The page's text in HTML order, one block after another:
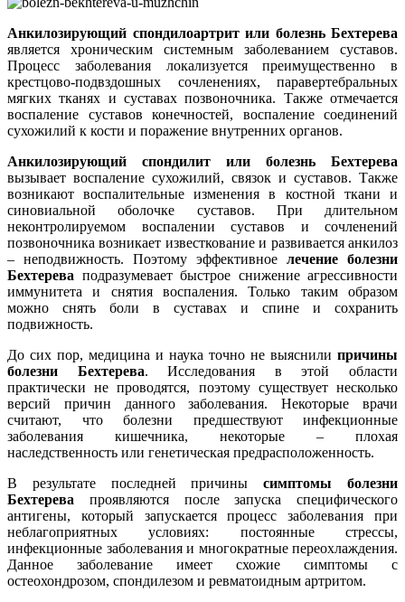
Анкилозирующий спондилоартрит или болезнь Бехтерева
является хроническим системным заболеванием суставов.
Процесс заболевания локализуется преимущественно в
крестцово-подвздошных сочленениях, паравертебральных
мягких тканях и суставах позвоночника. Также отмечается
воспаление суставов конечностей, воспаление соединений
сухожилий к кости и поражение внутренних органов.
Анкилозирующий спондилит или болезнь Бехтерева
вызывает воспаление сухожилий, связок и суставов. Также
возникают воспалительные изменения в костной ткани и
синовиальной оболочке суставов. При длительном
неконтролируемом воспалении суставов и сочленений
позвоночника возникает известкование и развивается анкилоз
– неподвижность. Поэтому эффективное лечение болезни
Бехтерева подразумевает быстрое снижение агрессивности
иммунитета и снятия воспаления. Только таким образом
можно снять боли в суставах и спине и сохранить
подвижность.
До сих пор, медицина и наука точно не выяснили причины
болезни Бехтерева. Исследования в этой области
практически не проводятся, поэтому существует несколько
версий причин данного заболевания. Некоторые врачи
считают, что болезни предшествуют инфекционные
заболевания кишечника, некоторые – плохая
наследственность или генетическая предрасположенность.
В результате последней причинысимптомы болезни
Бехтерева проявляются после запуска специфического
антигены, который запускается процесс заболевания при
неблагоприятных условиях: постоянные стрессы,
инфекционные заболевания и многократные переохлаждения.
Данное заболевание имеет схожие симптомы с
остеохондрозом, спондилезом и ревматоидным артритом.